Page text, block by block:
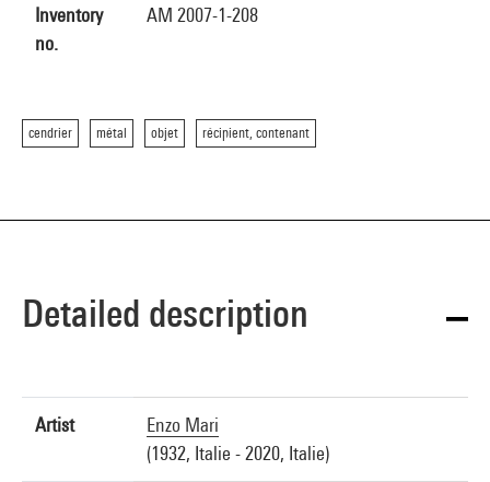
Inventory
no.
AM 2007-1-208
cendrier métal objet récipient, contenant
Detailed description
Artist
Enzo Mari
(1932, Italie - 2020, Italie)